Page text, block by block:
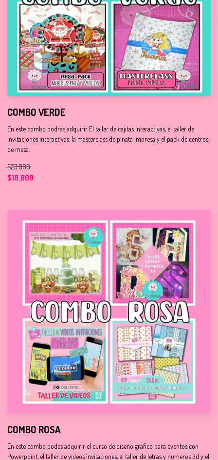
COMBO VERDE
En este combo podras adquirir El taller de cajitas interactivas, el taller de
invitaciones interactivas, la masterclass de piñata impresa y el pack de centros
de mesa.
$23.000
$18.000
COMBO ROSA
En este combo podes adquirir el curso de diseño grafico para eventos con
Powerpoint, el taller de videos invitaciones, el taller de letras y numeros 3d y el